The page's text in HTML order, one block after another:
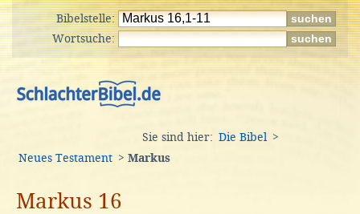
Bibelstelle:
Wortsuche:
Sie sind hier: Die Bibel
>
Neues Testament > Markus
Markus 16